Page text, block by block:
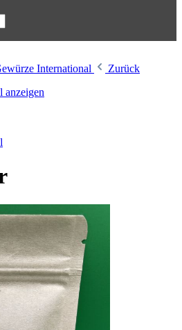
International
Zurück
anzeigen